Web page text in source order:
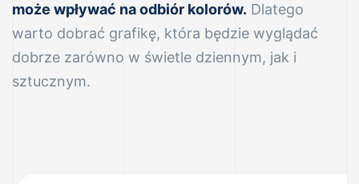
może wpływać na odbiór kolorów. Dlatego
warto dobrać grafikę, która będzie wyglądać
dobrze zarówno w świetle dziennym, jak i
sztucznym.